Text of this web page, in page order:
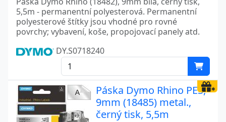
5,5m - permanentní polyesterová. Permanentní
polyesterové štítky jsou vhodné pro rovné
povrchy; vybavení, koše, propojovací panely atd.
DY.S0718240
Páska Dymo Rhino PES,
9mm (18485) metal.,
černý tisk, 5,5m